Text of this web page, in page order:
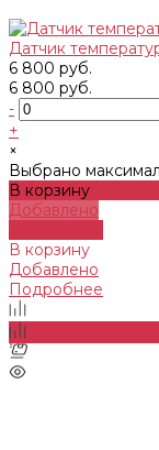
Датчик
6 800 руб.
6 800 руб.
-
+
×
Выбрано
В корзину
Добавлено
В корзину
Добавлено
Подробнее